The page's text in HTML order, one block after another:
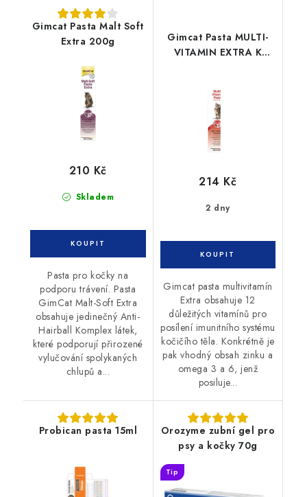
Gimcat Pasta Malt Soft
Extra 200g
Skladem
210 Kč
Pasta pro kočky na
podporu trávení. Pasta
GimCat Malt-Soft Extra
obsahuje jedinečný Anti-
Hairball Komplex látek,
které podporují přirozené
vylučování spolykaných
chlupů a...
Gimcat Pasta MULTI-
VITAMIN EXTRA K
2 dny
214 Kč
Gimcat pasta multivitamín
Extra obsahuje 12
důležitých vitamínů pro
posílení imunitního systému
kočičího těla. Konkrétně je
pak vhodný obsah zinku a
omega 3 a 6, jenž
posiluje...
Probican pasta 15ml
Orozyme zubní gel pro
psy a kočky 70g
Tip